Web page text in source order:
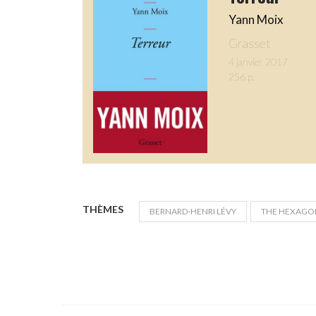
Yann Moix
Grasset
4 janvier 2017
256 p.
THÈMES BERNARD-HENRI LÉVY THE